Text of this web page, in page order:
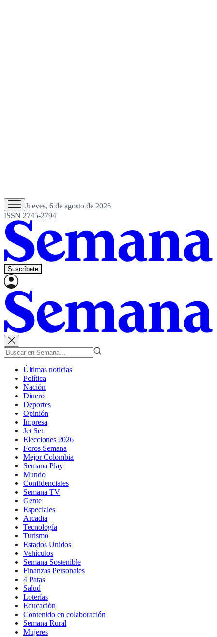
Jueves, 6 de agosto de 2026
ISSN 2745-2794
Suscríbete
Últimas noticias
Política
Nación
Dinero
Deportes
Opinión
Impresa
Jet Set
Elecciones 2026
Foros Semana
Mejor Colombia
Semana Play
Mundo
Confidenciales
Semana TV
Gente
Especiales
Arcadia
Tecnología
Turismo
Estados Unidos
Vehículos
Semana Sostenible
Finanzas Personales
4 Patas
Salud
Loterías
Educación
Contenido en colaboración
Semana Rural
Mujeres